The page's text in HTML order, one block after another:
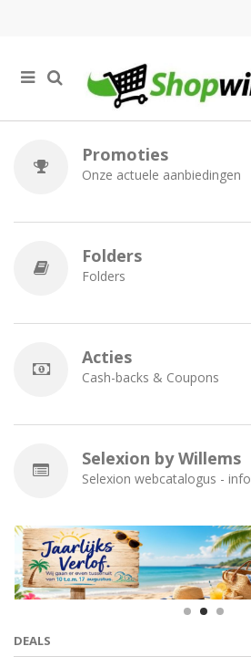
Promoties
Onze actuele aanbiedingen
Folders
Folders
Acties
Cash-backs & Coupons
Selexion by Willems
Selexion webcatalogus - info
DEALS